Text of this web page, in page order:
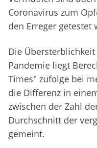
Coronavirus zum
den Erreger getestet
Die
Pandemie liegt
Times" zufolge bei
die Differenz in
zwischen der Zahl
Durchschnitt der
gemeint.